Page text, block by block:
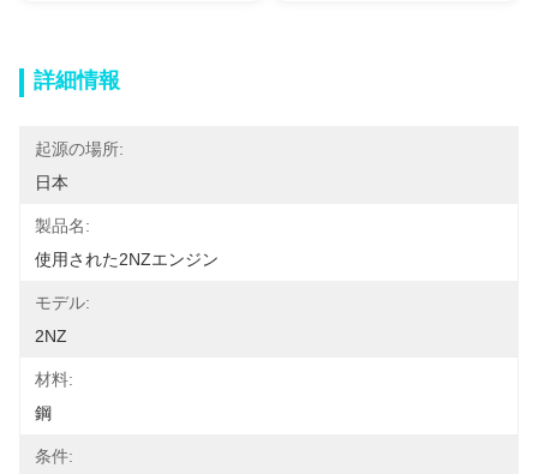
詳細情報
起源の場所:
日本
製品名:
使用された2NZエンジン
モデル:
2NZ
材料:
鋼
条件: